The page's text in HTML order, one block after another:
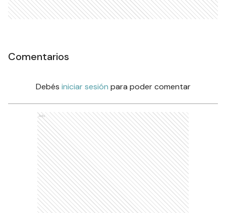
Comentarios
Debés iniciar sesión para poder comentar
Ads